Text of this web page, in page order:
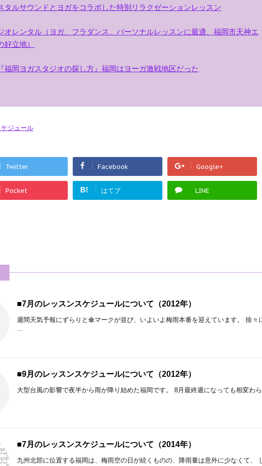
タルサウンドとヨガをコラボした特別リラクゼーションレッスン
オレンタル（ヨガ、フラダンス、パーソナルレッスンに最適、福岡市天神エ
好立地）
福岡ヨガスタジオの探し方』福岡はヨーガ激戦地区だった
ジュール
Twitter Facebook Google+
Pocket B! はてブ LINE
■7月のレッスンスケジュールについて（2012年）
週間天気予報にずらりと傘マークが並び、いよいよ梅雨本番を迎えています。 徐々
...
■9月のレッスンスケジュールについて（2012年）
大型台風の影響で夜半から雨が降り始めた福岡です。 8月最終週になっても相変わ
■7月のレッスンスケジュールについて（2014年）
九州北部に位置する福岡は、梅雨空の日が続くものの、降雨量は意外に少なくて、